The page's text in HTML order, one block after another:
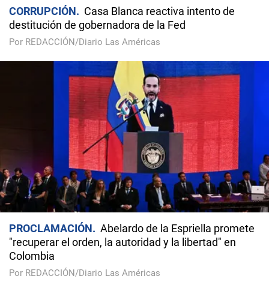
CORRUPCIÓN
Casa Blanca reactiva intento de
destitución de gobernadora de la Fed
Por REDACCIÓN/Diario Las Américas
PROCLAMACIÓN
Abelardo de la Espriella promete
"recuperar el orden, la autoridad y la libertad" en
Colombia
Por REDACCIÓN/Diario Las Américas